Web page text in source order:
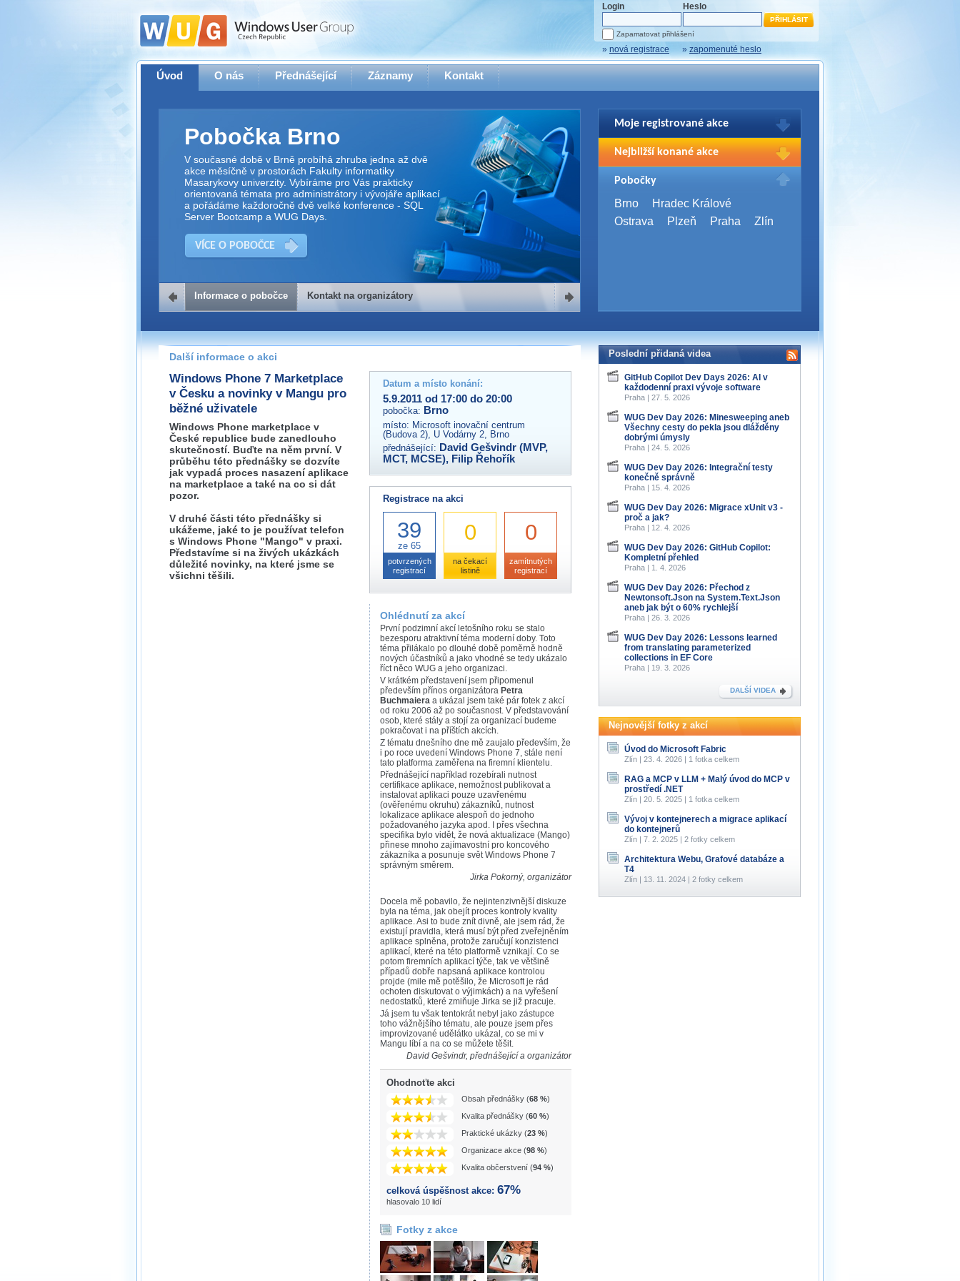
Login Heslo
Zapamatovat přihlášení
» nová registrace » zapomenuté heslo
Úvod O nás Přednášející Záznamy Kontakt
Pobočka Brno
V současné době v Brně probíhá zhruba jedna až dvě
akce měsíčně v prostorách Fakulty informatiky
Masarykovy univerzity. Vybíráme pro Vás prakticky
orientovaná témata pro administrátory i vývojáře aplikací
a pořádáme každoročně dvě velké konference - SQL
Server Bootcamp a WUG Days.
VÍCE O POBOČCE
Kontakt na organizátory
Pokud máte jakýkoliv dotaz na organizátory této akce,
prosím neváhejte nás kontaktovat na e-mailu:
brno@wug.cz
Informace o pobočce Kontakt na organizátory
Moje registrované akce
Pro zobrazení Vašich registrací na akce
se prosím přihlašte.
Nejbližší konané akce
WUG Days 2026
4. 9. 2026,Brno
SQL Server Bootcamp 2026
Pobočky
Brno
Hradec Králové
Ostrava
Plzeň Praha Zlín
Další informace o akci
Windows Phone 7 Marketplace
v Česku a novinky v Mangu pro
běžné uživatele
Windows Phone marketplace v
České republice bude zanedlouho
skutečností. Buďte na něm první. V
průběhu této přednášky se dozvíte
jak vypadá proces nasazení aplikace
na marketplace a také na co si dát
pozor.
V druhé části této přednášky si
ukážeme, jaké to je používat telefon
s Windows Phone "Mango" v praxi.
Představíme si na živých ukázkách
důležité novinky, na které jsme se
všichni těšili.
Datum a místo konání:
5.9.2011 od 17:00 do 20:00
pobočka: Brno
místo: Microsoft inovační centrum
(Budova 2), U Vodárny 2, Brno
přednášející: David Gešvindr (MVP,
MCT, MCSE), Filip Řehořík
Registrace na akci
39
ze 65
potvrzených
registrací
0
na čekací
listině
0
zamítnutých
registrací
Ohlédnutí za akcí
První podzimní akcí letošního roku se stalo
bezesporu atraktivní téma moderní doby. Toto
téma přilákalo po dlouhé době poměrně hodně
nových účastníků a jako vhodné se tedy ukázalo
říct něco WUG a jeho organizaci.
V krátkém představení jsem připomenul
především přínos organizátora Petra
Buchmaiera a ukázal jsem také pár fotek z akcí
od roku 2006 až po současnost. V představování
osob, které stály a stojí za organizací budeme
pokračovat i na příštích akcích.
Z tématu dnešního dne mě zaujalo především, že
i po roce uvedení Windows Phone 7, stále není
tato platforma zaměřena na firemní klientelu.
Přednášející například rozebírali nutnost
certifikace aplikace, nemožnost publikovat a
instalovat aplikaci pouze uzavřenému
(ověřenému okruhu) zákazníků, nutnost
lokalizace aplikace alespoň do jednoho
požadovaného jazyka apod. I přes všechna
specifika bylo vidět, že nová aktualizace (Mango)
přinese mnoho zajímavostní pro koncového
zákazníka a posunuje svět Windows Phone 7
správným směrem.
Jirka Pokorný, organizátor
Docela mě pobavilo, že nejintenzivnější diskuze
byla na téma, jak obejít proces kontroly kvality
aplikace. Asi to bude znít divně, ale jsem rád, že
existují pravidla, která musí být před zveřejněním
aplikace splněna, protože zaručují konzistenci
aplikací, které na této platformě vznikají. Co se
potom firemních aplikací týče, tak ve většině
případů dobře napsaná aplikace kontrolou
projde (mile mě potěšilo, že Microsoft je rád
ochoten diskutovat o výjimkách) a na vyřešení
nedostatků, které zmiňuje Jirka se již pracuje.
Já jsem tu však tentokrát nebyl jako zástupce
toho vážnějšího tématu, ale pouze jsem přes
improvizované udělátko ukázal, co se mi v
Mangu líbí a na co se můžete těšit.
David Gešvindr, přednášející a organizátor
Ohodnoťte akci
Obsah přednášky (68 %)
Kvalita přednášky (60 %)
Praktické ukázky (23 %)
Organizace akce (98 %)
Kvalita občerstvení (94 %)
celková úspěšnost akce: 67%
hlasovalo 10 lidí
Fotky z akce
Poslední přidaná videa
GitHub Copilot Dev Days 2026: AI v
každodenní praxi vývoje software
Praha | 27. 5. 2026
WUG Dev Day 2026: Minesweeping aneb
Všechny cesty do pekla jsou dlážděny
dobrými úmysly
Praha | 24. 5. 2026
WUG Dev Day 2026: Integrační testy
konečně správně
Praha | 15. 4. 2026
WUG Dev Day 2026: Migrace xUnit v3 -
proč a jak?
Praha | 12. 4. 2026
WUG Dev Day 2026: GitHub Copilot:
Kompletní přehled
Praha | 1. 4. 2026
WUG Dev Day 2026: Přechod z
Newtonsoft.Json na System.Text.Json
aneb jak být o 60% rychlejší
Praha | 26. 3. 2026
WUG Dev Day 2026: Lessons learned
from translating parameterized
collections in EF Core
Praha | 19. 3. 2026
DALŠÍ VIDEA
Nejnovější fotky z akcí
Úvod do Microsoft Fabric
Zlín | 23. 4. 2026 | 1 fotka celkem
RAG a MCP v LLM + Malý úvod do MCP v
prostředí .NET
Zlín | 20. 5. 2025 | 1 fotka celkem
Vývoj v kontejnerech a migrace aplikací
do kontejnerů
Zlín | 7. 2. 2025 | 2 fotky celkem
Architektura Webu, Grafové databáze a
T4
Zlín | 13. 11. 2024 | 2 fotky celkem